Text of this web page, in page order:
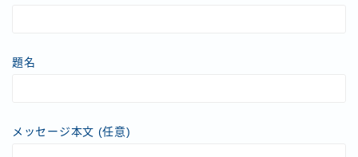
題名
メッセージ本文 (任意)